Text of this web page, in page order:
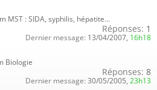
MST : SIDA, syphilis, hépatite...
Réponses: 1
Dernier message: 13/04/2007, 16h18
Biologie
Réponses: 8
Dernier message: 30/05/2005, 23h13